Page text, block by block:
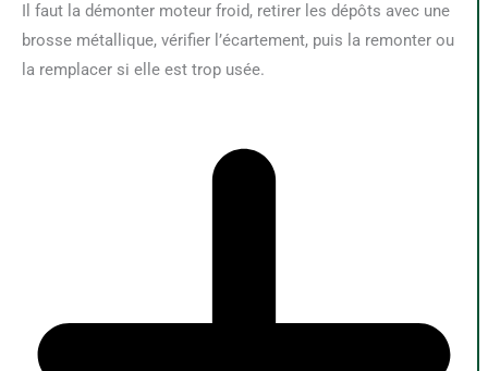
Il faut la démonter moteur froid, retirer les dépôts avec une
brosse métallique, vérifier l’écartement, puis la remonter ou
la remplacer si elle est trop usée.